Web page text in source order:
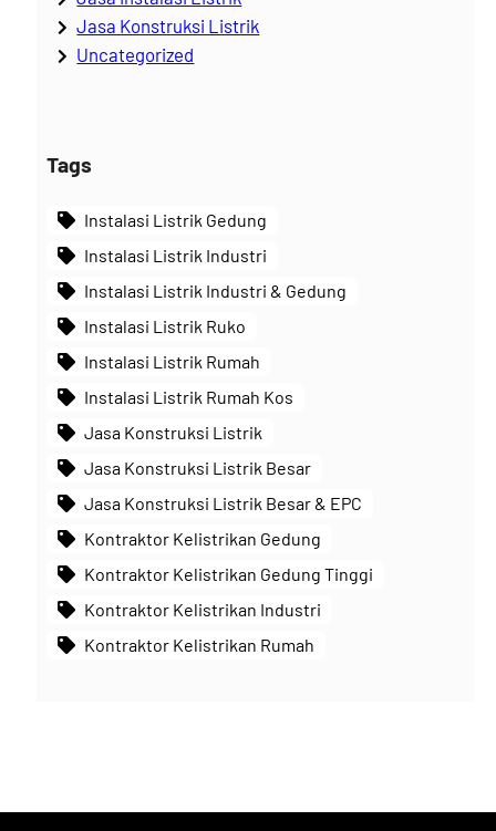
Jasa Konstruksi Listrik
Uncategorized
Tags
Instalasi Listrik Gedung
Instalasi Listrik Industri
Instalasi Listrik Industri & Gedung
Instalasi Listrik Ruko
Instalasi Listrik Rumah
Instalasi Listrik Rumah Kos
Jasa Konstruksi Listrik
Jasa Konstruksi Listrik Besar
Jasa Konstruksi Listrik Besar & EPC
Kontraktor Kelistrikan Gedung
Kontraktor Kelistrikan Gedung Tinggi
Kontraktor Kelistrikan Industri
Kontraktor Kelistrikan Rumah